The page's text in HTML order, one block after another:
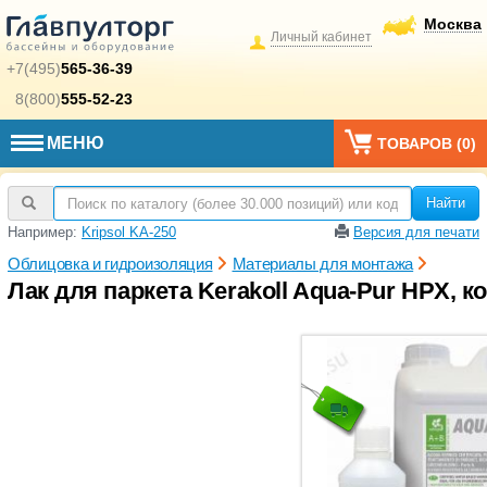
+7(495)565-36-39
8(800)555-52-23
Москва
Личный кабинет
МЕНЮ ТОВАРОВ (0)
Найти
Например: Kripsol KA-250 Версия для печати
Облицовка и гидроизоляция Материалы для монтажа
Лак для паркета Kerakoll Aqua-Pur HPX,